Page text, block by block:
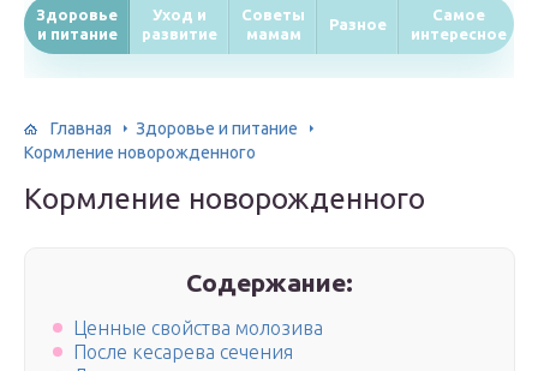
Здоровье
и питание
Уход и
развитие
Советы
мамам
Разное
Самое
интересное
Главная
Здоровье и питание
Кормление новорожденного
Кормление новорожденного
Содержание:
Ценные свойства молозива
После кесарева сечения